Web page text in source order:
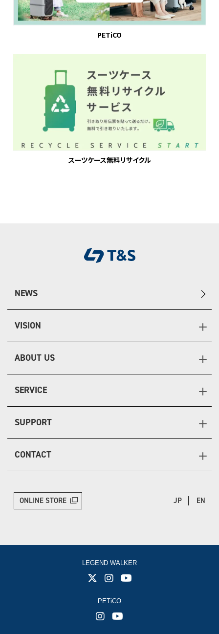
PETiCO
スーツケース無料リサイクル
NEWS
VISION
ABOUT US
SERVICE
SUPPORT
CONTACT
ONLINE STORE JP EN
LEGEND WALKER
PETiCO